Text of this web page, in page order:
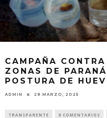
CAMPAÑA
ZONAS DE
POSTURA DE
ADMIN 28 MARZO, 2025
TRANSPARENTE 0 COMENTARIOS